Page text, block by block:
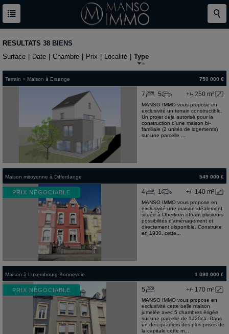
RESULTATS 38 BIENS
Surface
Date Chambre Prix Localité Type
Terrain + Maison à Ersange 750 000 €
+/- 250 m²
7 5
MANSO IMMO vous propose en
exclusivité un terrain constructible.
Un projet déjà autorisé pour la
construction d'une maison bi-
familiale (2 unités de logements)
sur une parcelle ...
Maison mitoyenne à Differdange 549 000 €
PRIX NÉGOCIABLE +/- 140 m²
4 1
MANSO IMMO vous propose en
exclusivité une maison idéalement
située à Oberkorn offrant plusieurs
possibilités d'aménagement et
directement disponible. Construite
en 1930, cette...
Maison à Luxembourg-Bonnevoie 1 090 000 €
PRIX NÉGOCIABLE +/- 170 m²
5
MANSO IMMO vous propose en
exclusivité cette belle maison
jumelée avec 5 chambres érigée
sur une parcelle de 1a20ca. Dans
un des quartiers des plus prisés de
la capitale cette m...